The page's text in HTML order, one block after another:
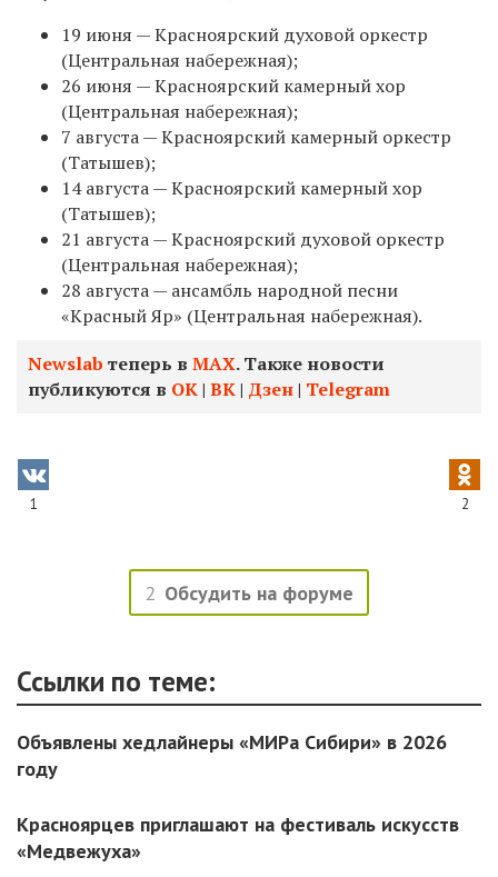
19 июня — Красноярский духовой оркестр
(Центральная набережная);
26 июня — Красноярский камерный хор
(Центральная набережная);
7 августа — Красноярский камерный оркестр
(Татышев);
14 августа — Красноярский камерный хор
(Татышев);
21 августа — Красноярский духовой оркестр
(Центральная набережная);
28 августа — ансамбль народной песни
«Красный Яр» (Центральная набережная).
Newslab теперь в МАХ. Также новости
публикуются в ОК| ВК| Дзен| Telegram
1 2
2 Обсудить на форуме
Ссылки по теме:
Объявлены хедлайнеры «МИРа Сибири» в 2026
году
Красноярцев приглашают на фестиваль искусств
«Медвежуха»